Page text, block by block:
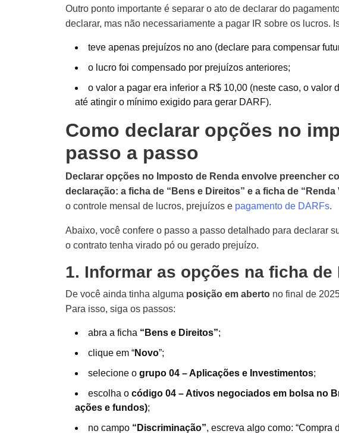
Outro ponto importante é separar o ato de declarar do
declarar, mas não necessariamente a pagar IR sobre os lucros.
teve apenas prejuízos no ano (declare para compensar
o lucro foi compensado por prejuízos anteriores;
o valor a pagar era inferior a R$ 10,00 (neste caso, o valor
até atingir o mínimo exigido para gerar DARF).
Como declarar opções no
passo a passo
Declarar opções no Imposto de Renda envolve preencher
declaração: a ficha de “Bens e Direitos” e a ficha de “Renda
o controle mensal de lucros, prejuízos e pagamento de DARFs.
Abaixo, você confere o passo a passo detalhado para declarar
o contrato tenha virado pó ou gerado prejuízo.
1. Informar as opções na ficha de
De você ainda tinha alguma posição em aberto no final de
Para isso, siga os passos:
abra a ficha “Bens e Direitos”;
clique em “Novo”;
selecione o grupo 04 – Aplicações e Investimentos;
escolha o código 04 – Ativos negociados em bolsa no
ações e fundos);
no campo “Discriminação”, escreva algo como: “Compra